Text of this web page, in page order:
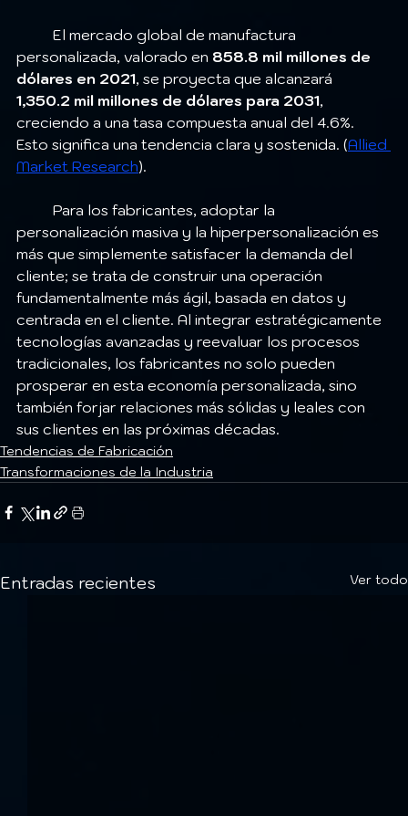
personalizada, valorado en 858.8 mil millones de
dólares en 2021, se proyecta que alcanzará
1,350.2 mil millones de dólares para 2031,
creciendo a una tasa compuesta anual del 4.6%.
Esto significa una tendencia clara y sostenida. (Allied
Market Research).
personalización masiva y la hiperpersonalización es
más que simplemente satisfacer la demanda del
cliente; se trata de construir una operación
fundamentalmente más ágil, basada en datos y
centrada en el cliente. Al integrar estratégicamente
tecnologías avanzadas y reevaluar los procesos
tradicionales, los fabricantes no solo pueden
prosperar en esta economía personalizada, sino
también forjar relaciones más sólidas y leales con
sus clientes en las próximas décadas.
Tendencias de Fabricación
Transformaciones de la Industria
Entradas recientes Ver todo